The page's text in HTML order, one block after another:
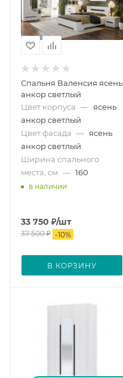
Спальня Валенсия ясень
анкор светлый
Цвет корпуса — ясень
анкор светлый
Цвет фасада — ясень
анкор светлый
Ширина спального
места, см — 160
в наличии
33 750 ₽/шт
37 500₽ -10%
В КОРЗИНУ